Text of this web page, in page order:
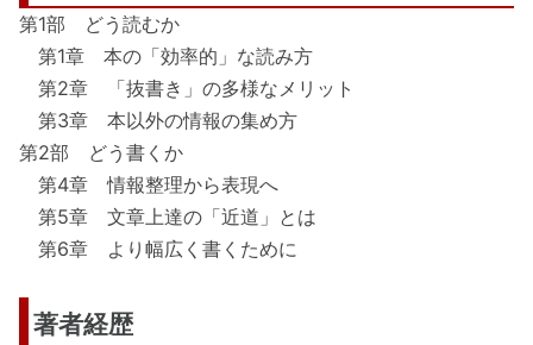
第1部 どう読むか
第1章 本の「効率的」な読み方
第2章 「抜書き」の多様なメリット
第3章 本以外の情報の集め方
第2部 どう書くか
第4章 情報整理から表現へ
第5章 文章上達の「近道」とは
第6章 より幅広く書くために
著者経歴